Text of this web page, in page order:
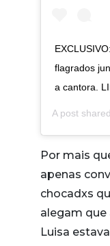
flagrados
a cantora.
A post
Por mais
apenas
chocadxs
alegam que
Luisa